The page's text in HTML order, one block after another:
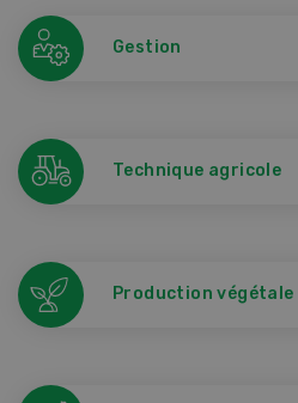
Gestion
Technique agricole
Production végétale